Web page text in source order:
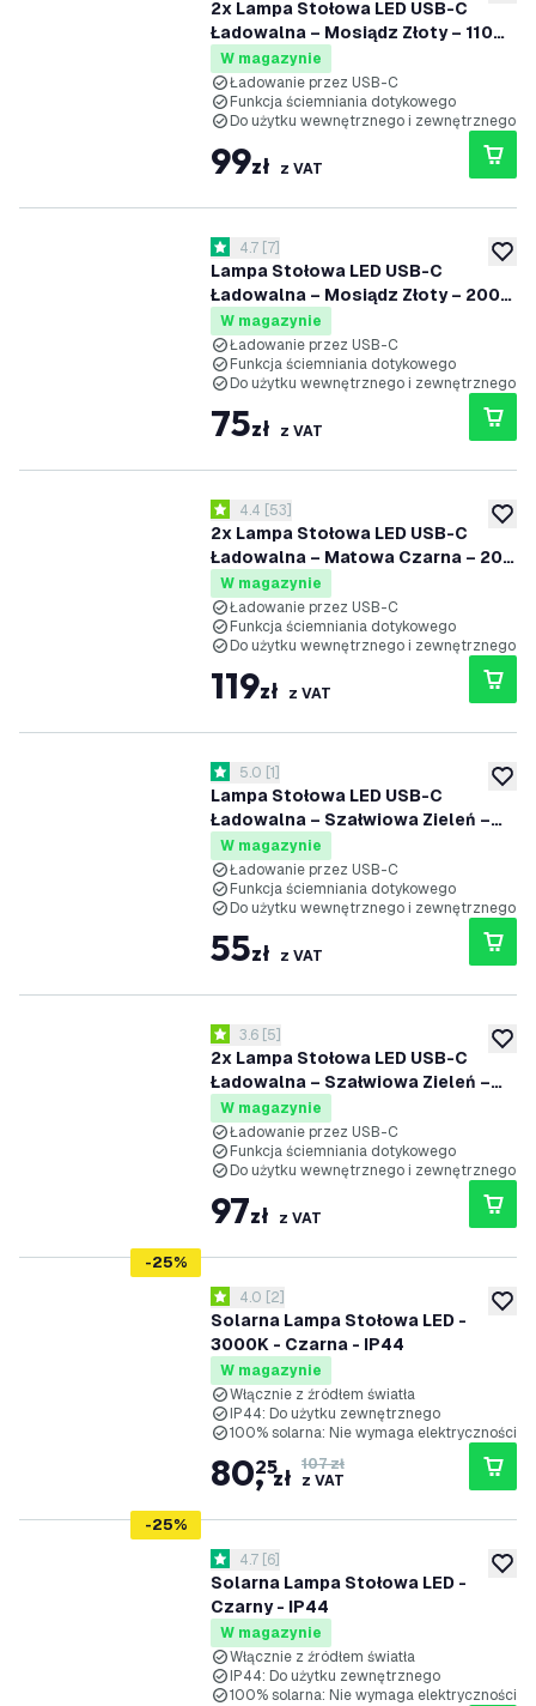
2x Lampa Stołowa LED USB-C
Ładowalna – Mosiądz Złoty – 110
Lumenów – 2700K–5000K – IP54 –
Akumulator 2000mAh - Vita
W magazynie
Ładowanie przez USB-C
Funkcja ściemniania dotykowego
Do użytku wewnętrznego i zewnętrznego
99zł z VAT
Lampa Stołowa LED USB-C
Ładowalna – Mosiądz Złoty – 200
Lumenów – 2700K–5000K – IP54 –
Akumulator 4400mAh - Nyra
otwórz panel recenzji
4.7 Gwiazdki oceny
4.7 [7]
W magazynie
Ładowanie przez USB-C
Funkcja ściemniania dotykowego
Do użytku wewnętrznego i zewnętrznego
75zł z VAT
2x Lampa Stołowa LED USB-C
Ładowalna – Matowa Czarna – 200
Lumenów – 2700K–5000K – IP54 –
Akumulator 4400mAh - Nyra
otwórz panel recenzji
4.4 Gwiazdki oceny
4.4 [53]
W magazynie
Ładowanie przez USB-C
Funkcja ściemniania dotykowego
Do użytku wewnętrznego i zewnętrznego
119zł z VAT
Lampa Stołowa LED USB-C
Ładowalna – Szałwiowa Zieleń –
110 Lumenów – 2700K–5000K –
IP54 – Akumulator 2000mAh - Vita
otwórz panel recenzji
5 Gwiazdki oceny
5.0 [1]
W magazynie
Ładowanie przez USB-C
Funkcja ściemniania dotykowego
Do użytku wewnętrznego i zewnętrznego
55zł z VAT
2x Lampa Stołowa LED USB-C
Ładowalna – Szałwiowa Zieleń –
110 Lumenów – 2700K–5000K –
IP54 – Akumulator 2000mAh - Vita
otwórz panel recenzji
3.6 Gwiazdki oceny
3.6 [5]
W magazynie
Ładowanie przez USB-C
Funkcja ściemniania dotykowego
Do użytku wewnętrznego i zewnętrznego
97zł z VAT
-25%
Solarna Lampa Stołowa LED -
3000K - Czarna - IP44
otwórz panel recenzji
4 Gwiazdki oceny
4.0 [2]
W magazynie
Włącznie z źródłem światła
IP44: Do użytku zewnętrznego
100% solarna: Nie wymaga elektryczności
80,
25zł 107 zł
z VAT
-25%
Solarna Lampa Stołowa LED -
Czarny - IP44
otwórz panel recenzji
4.7 Gwiazdki oceny
4.7 [6]
W magazynie
Włącznie z źródłem światła
IP44: Do użytku zewnętrznego
100% solarna: Nie wymaga elektryczności